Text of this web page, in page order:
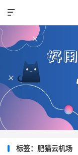

标签：肥猫云机场